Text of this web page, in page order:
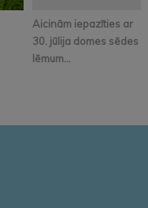
Aicinām iepazīties ar
30. jūlija domes sēdes
lēmum...